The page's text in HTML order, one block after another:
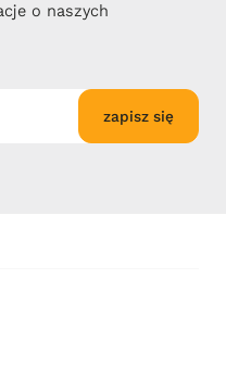
o naszych
zapisz się